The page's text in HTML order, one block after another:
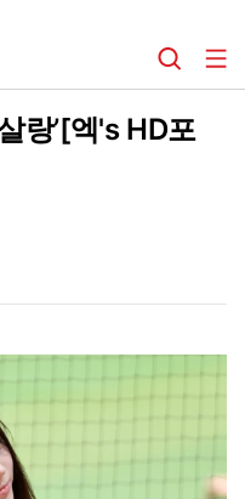
랑’[엑's HD포